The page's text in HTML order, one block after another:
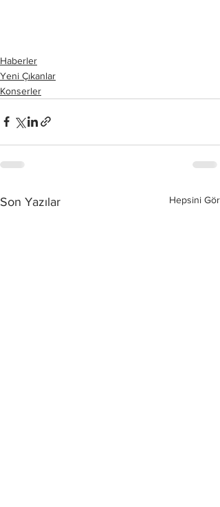
Haberler
Yeni Çıkanlar
Konserler
Son Yazılar Hepsini Gör